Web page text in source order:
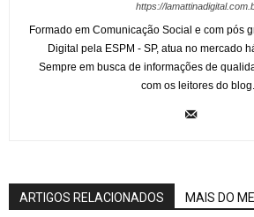
https://
Formado em Comunicação Social e com pós
Digital pela ESPM - SP, atua no mercado
Sempre em busca de informações de
com os leitores do blog.
ARTIGOS RELACIONADOS MAIS DO